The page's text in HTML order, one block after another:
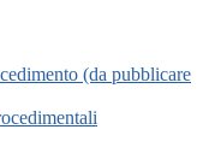
(da pubblicare